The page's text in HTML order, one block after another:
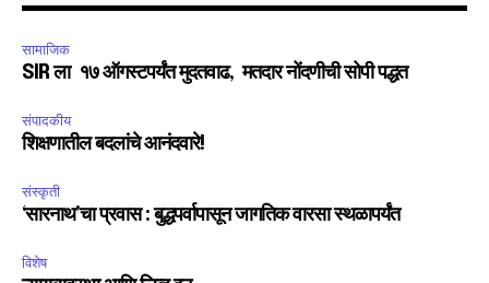
सामाजिक
SIR ला १७ ऑगस्टपर्यंत मुदतवाढ, मतदार नोंदणीची सोपी पद्धत
संपादकीय
शिक्षणातील बदलांचे आनंदवारे!
संस्कृती
‘सारनाथ’चा प्रवास : बुद्धपर्वापासून जागतिक वारसा स्थळापर्यंत
विशेष